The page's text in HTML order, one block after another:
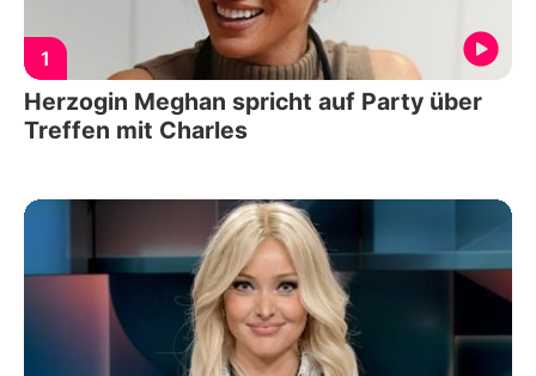
1
Herzogin Meghan spricht auf Party über
Treffen mit Charles